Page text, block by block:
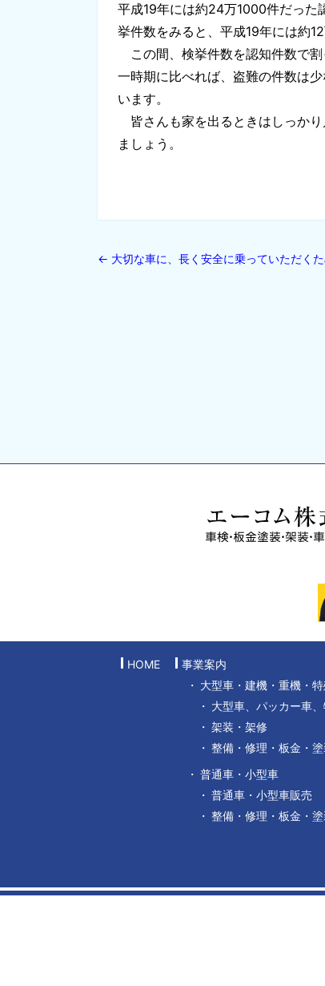
平成19年には約24万1000件だった
挙件数をみると、平成19年には約
この間、検挙件数を認知件数で割
一時期に比べれば、盗難の件数は
います。
皆さんも家を出るときはしっか
ましょう。
大
← 大切な車に、長く安全に乗っていただく
HOME
事業案内
大型車・建機・重機・
大型車、パッカー車
架装・架修
整備・修理・板金・塗
普通車・小型車
普通車・小型車販売
整備・修理・板金・塗